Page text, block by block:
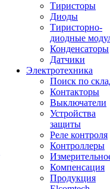
Тиристоры
Диоды
Тиристорно-
диодные
Конденсаторы
Датчики
Электротехника
Поиск по
Контакторы
Выключатели
Устройства
защиты
Реле контроля
Контроллеры
Компенсация
Продукция